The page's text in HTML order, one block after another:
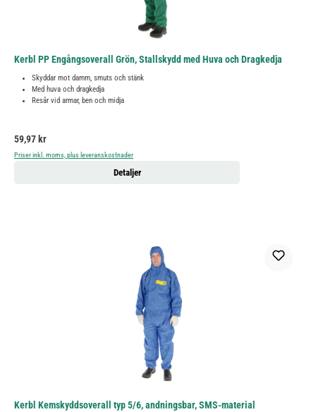
Kerbl PP Engångsoverall Grön, Stallskydd med Huva och Dragkedja
Skyddar mot damm, smuts och stänk
Med huva och dragkedja
Resår vid armar, ben och midja
Ordinarie pris:
59,97 kr
Priser inkl. moms, plus leveranskostnader
Detaljer
Kerbl Kemskyddsoverall typ 5/6, andningsbar, SMS-material